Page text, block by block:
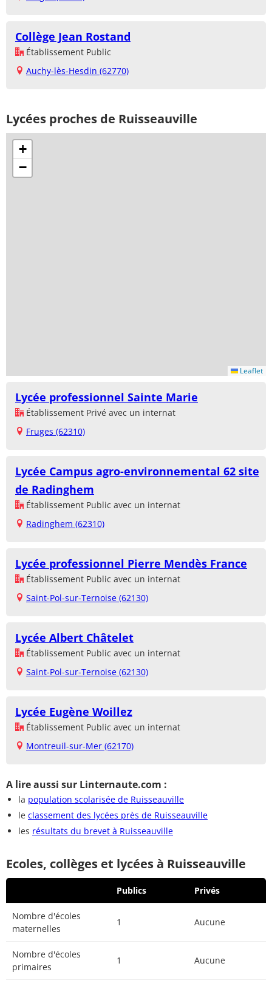
Collège Jean Rostand
Établissement Public
Auchy-lès-Hesdin (62770)
Lycées proches de Ruisseauville
+
−
Leaflet
Lycée professionnel Sainte Marie
Établissement Privé avec un internat
Fruges (62310)
Lycée Campus agro-environnemental 62 site
de Radinghem
Établissement Public avec un internat
Radinghem (62310)
Lycée professionnel Pierre Mendès France
Établissement Public avec un internat
Saint-Pol-sur-Ternoise (62130)
Lycée Albert Châtelet
Établissement Public avec un internat
Saint-Pol-sur-Ternoise (62130)
Lycée Eugène Woillez
Établissement Public avec un internat
Montreuil-sur-Mer (62170)
A lire aussi sur Linternaute.com :
la population scolarisée de Ruisseauville
le classement des lycées près de Ruisseauville
les résultats du brevet à Ruisseauville
Ecoles, collèges et lycées à Ruisseauville
Publics Privés
Nombre d'écoles
maternelles
1 Aucune
Nombre d'écoles
primaires
1 Aucune